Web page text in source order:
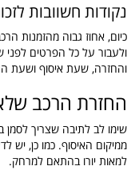
נקודות חשוובות
כיום, אחוז גבוה מהזמנות
ולעבור על כל הפרטים
והחזרה, שעת איסוף ושעת
החזרת הרכב
שימו לב לתיבה שצריך
ממיקום האיסוף. כמו כן, יש
למאות יורו בהתאם למרחק.